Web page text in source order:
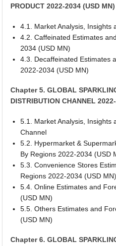
PRODUCT 2022-2034 (USD MN)
4.1. Market Analysis, Insights
4.2. Caffeinated Estimates
2034 (USD MN)
4.3. Decaffeinated Estimates
2022-2034 (USD MN)
Chapter 5. GLOBAL
DISTRIBUTION CHANNEL
5.1. Market Analysis, Insights
Channel
5.2. Hypermarket &
By Regions 2022-2034 (USD
5.3. Convenience Stores
Regions 2022-2034 (USD MN)
5.4. Online Estimates and
(USD MN)
5.5. Others Estimates and
(USD MN)
Chapter 6. GLOBAL